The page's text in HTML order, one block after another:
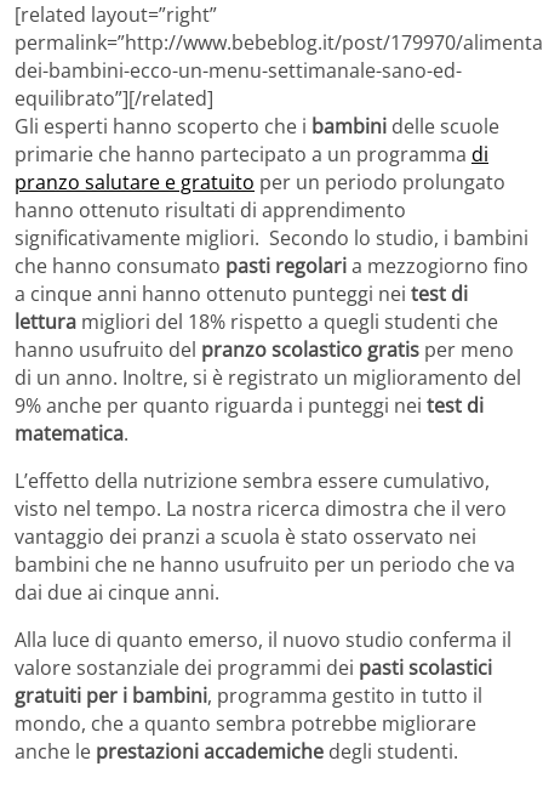
[related layout=”right”
permalink=”http://www.bebeblog.it/post/179970/
dei-bambini-ecco-un-menu-settimanale-sano-ed-
equilibrato”][/related]
Gli esperti hanno scoperto che i bambini delle scuole
primarie che hanno partecipato a un programma di
pranzo salutare e gratuito per un periodo prolungato
hanno ottenuto risultati di apprendimento
significativamente migliori. Secondo lo studio, i bambini
che hanno consumato pasti regolaria mezzogiorno fino
a cinque anni hanno ottenuto punteggi nei test di
lettura migliori del 18% rispetto a quegli studenti che
hanno usufruito del pranzo scolastico gratis per meno
di un anno. Inoltre, si è registrato un miglioramento del
9% anche per quanto riguarda i punteggi nei test di
matematica.
L’effetto della nutrizione sembra essere cumulativo,
visto nel tempo. La nostra ricerca dimostra che il vero
vantaggio dei pranzi a scuola è stato osservato nei
bambini che ne hanno usufruito per un periodo che va
dai due ai cinque anni.
Alla luce di quanto emerso, il nuovo studio conferma il
valore sostanziale dei programmi dei pasti scolastici
gratuiti per i bambini, programma gestito in tutto il
mondo, che a quanto sembra potrebbe migliorare
anche le prestazioni accademiche degli studenti.